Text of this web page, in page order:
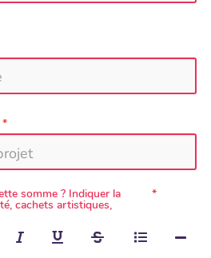
somme ? Indiquer la
cachets artistiques,